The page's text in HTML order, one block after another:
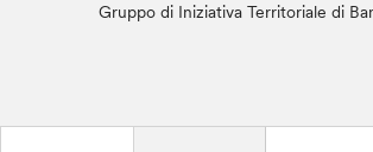
Gruppo di Iniziativa Territoriale di